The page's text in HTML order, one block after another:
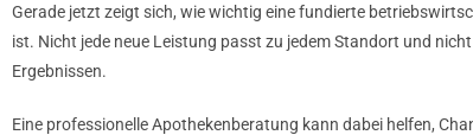
Gerade jetzt zeigt sich, wie wichtig eine fundierte
ist. Nicht jede neue Leistung passt zu jedem Standort und
Ergebnissen.
Eine professionelle Apothekenberatung kann dabei helfen,